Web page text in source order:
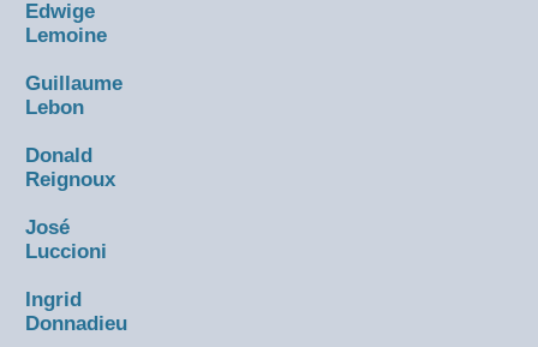
Edwige
Lemoine
Guillaume
Lebon
Donald
Reignoux
José
Luccioni
Ingrid
Donnadieu